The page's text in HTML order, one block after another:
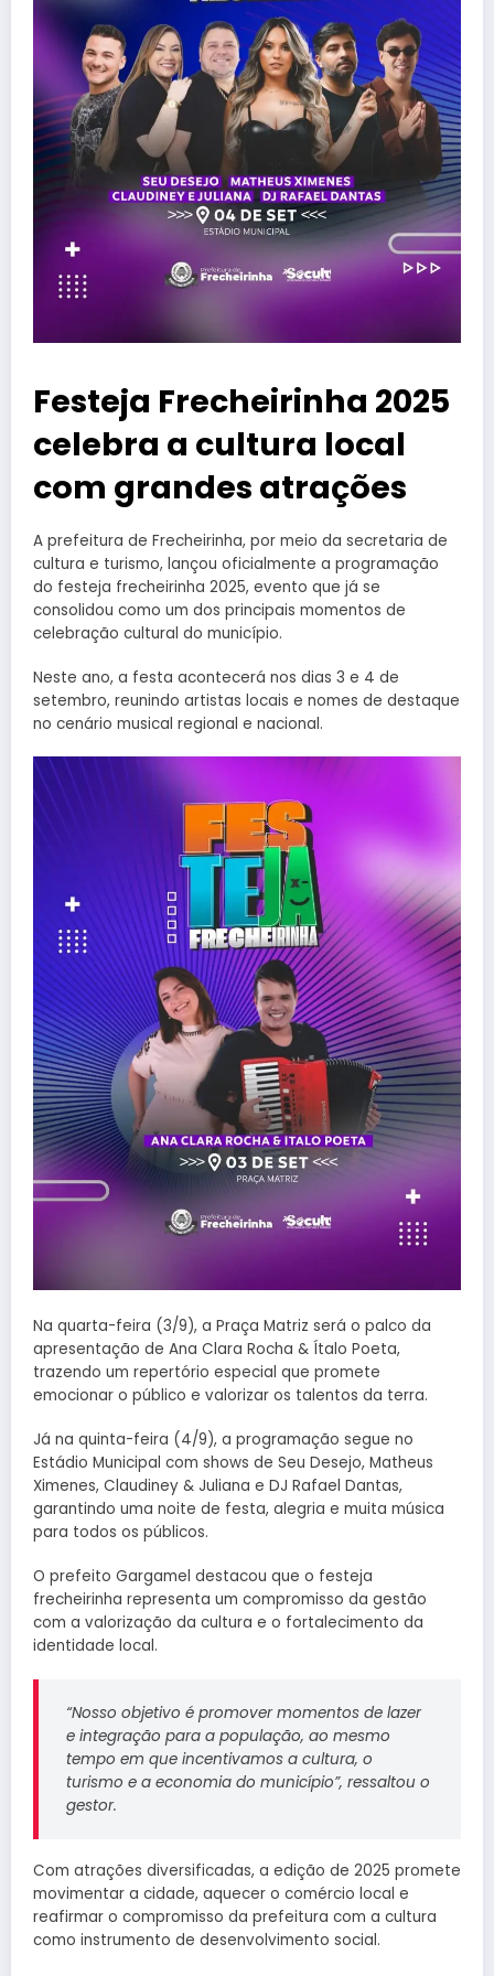
Festeja Frecheirinha 2025
celebra a cultura local
com grandes atrações
A prefeitura de Frecheirinha, por meio da secretaria de
cultura e turismo, lançou oficialmente a programação
do festeja frecheirinha 2025, evento que já se
consolidou como um dos principais momentos de
celebração cultural do município.
Neste ano, a festa acontecerá nos dias 3 e 4 de
setembro, reunindo artistas locais e nomes de destaque
no cenário musical regional e nacional.
Na quarta-feira (3/9), a Praça Matriz será o palco da
apresentação de Ana Clara Rocha & Ítalo Poeta,
trazendo um repertório especial que promete
emocionar o público e valorizar os talentos da terra.
Já na quinta-feira (4/9), a programação segue no
Estádio Municipal com shows de Seu Desejo, Matheus
Ximenes, Claudiney & Juliana e DJ Rafael Dantas,
garantindo uma noite de festa, alegria e muita música
para todos os públicos.
O prefeito Gargamel destacou que o festeja
frecheirinha representa um compromisso da gestão
com a valorização da cultura e o fortalecimento da
identidade local.
“Nosso objetivo é promover momentos de lazer
e integração para a população, ao mesmo
tempo em que incentivamos a cultura, o
turismo e a economia do município”, ressaltou o
gestor.
Com atrações diversificadas, a edição de 2025 promete
movimentar a cidade, aquecer o comércio local e
reafirmar o compromisso da prefeitura com a cultura
como instrumento de desenvolvimento social.